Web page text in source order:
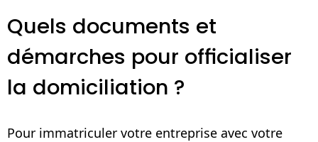
Quels documents et
démarches pour officialiser
la domiciliation ?
Pour immatriculer votre entreprise avec votre